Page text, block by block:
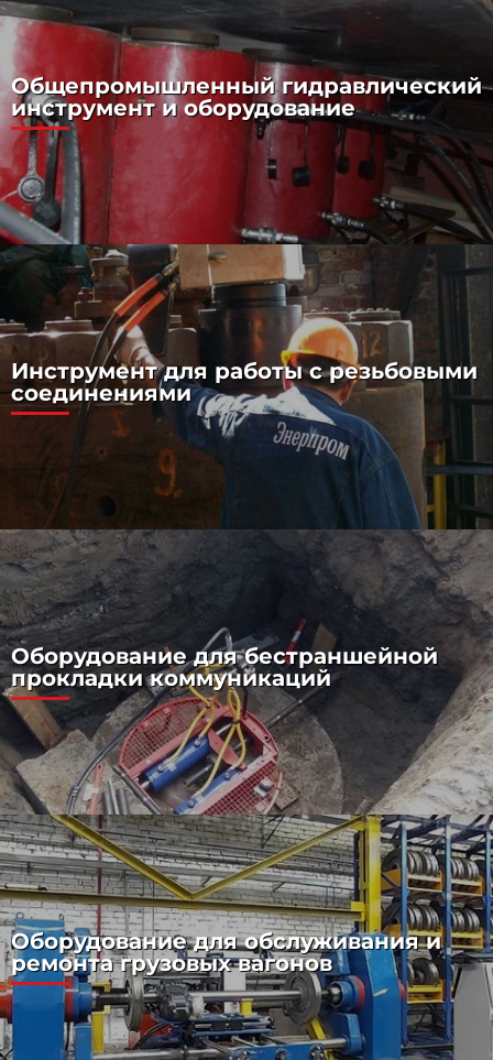
Общепромышленный гидравлический
инструмент и оборудование
Инструмент для работы с резьбовыми
соединениями
Оборудование для бестраншейной
прокладки коммуникаций
Оборудование для обслуживания и
ремонта грузовых вагонов